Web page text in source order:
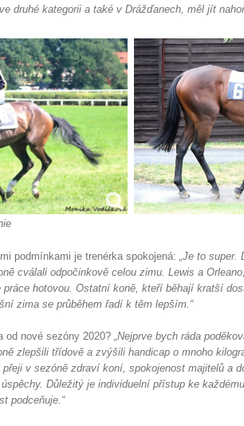
druhé kategorii a také v Drážďanech, měl jít
podmínkami je trenérka spokojená: „Je to super.
cválali odpočinkově celou zimu. Lewis a
hotovou. Ostatní koně, kteří běhají kratší
zima se průběhem řadí k těm lepším.“
od nové sezóny 2020? „Nejprve bych ráda
zlepšili třídově a zvýšili handicap o mnoho
v sezóně zdraví koní, spokojenost majitelů a
Důležitý je individuelní přístup ke
podceňuje.“